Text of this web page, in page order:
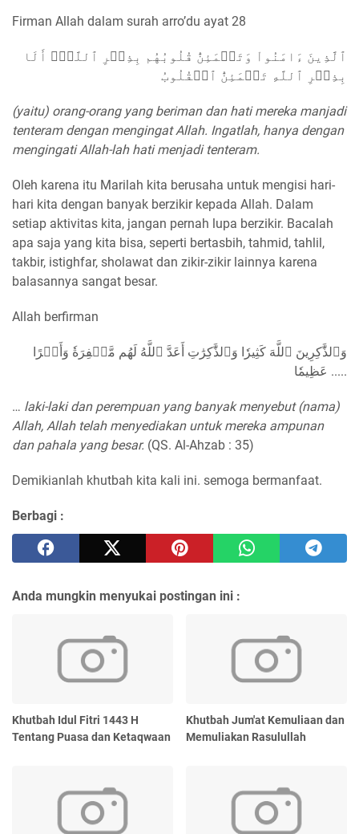
Firman Allah dalam surah arro’du ayat 28
ٱلَّذِينَ ءَامَنُواْ وَتَطۡمَئِنُّ قُلُوبُهُم بِذِكۡرِ ٱللَّهِۗ أَلَا
بِذِكۡرِ ٱللَّهِ تَطۡمَئِنُّ ٱلۡقُلُوبُ
(yaitu) orang-orang yang beriman dan hati mereka manjadi
tenteram dengan mengingat Allah. Ingatlah, hanya dengan
mengingati Allah-lah hati menjadi tenteram.
Oleh karena itu Marilah kita berusaha untuk mengisi hari-
hari kita dengan banyak berzikir kepada Allah. Dalam
setiap aktivitas kita, jangan pernah lupa berzikir. Bacalah
apa saja yang kita bisa, seperti bertasbih, tahmid, tahlil,
takbir, istighfar, sholawat dan zikir-zikir lainnya karena
balasannya sangat besar.
Allah berfirman
وَٱلذَّٰكِرِينَ ٱللَّهَ كَثِيرٗا وَٱلذَّٰكِرَٰتِ أَعَدَّ ٱللَّهُ لَهُم مَّغۡفِرَةٗ وَأَجۡرًا
عَظِيمٗا .....
… laki-laki dan perempuan yang banyak menyebut (nama)
Allah, Allah telah menyediakan untuk mereka ampunan
dan pahala yang besar. (QS. Al-Ahzab : 35)
Demikianlah khutbah kita kali ini. semoga bermanfaat.
Berbagi :
Anda mungkin menyukai postingan ini :
Khutbah Idul Fitri 1443 H
Tentang Puasa dan Ketaqwaan
Khutbah Jum'at Kemuliaan dan
Memuliakan Rasulullah